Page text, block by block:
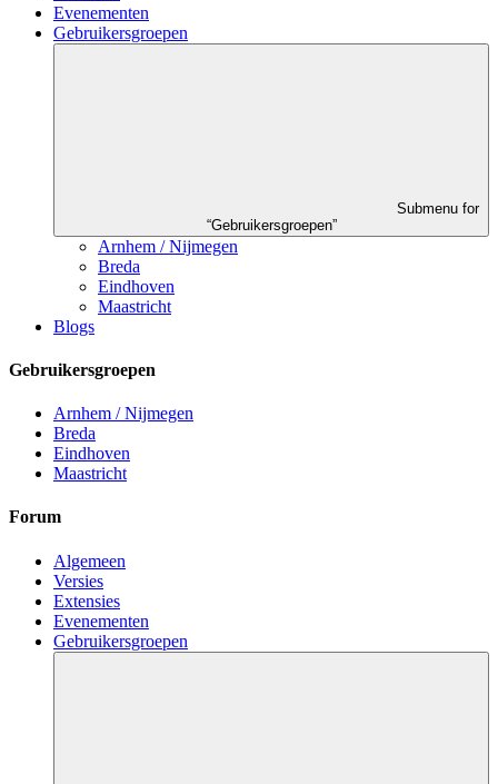
Evenementen
Gebruikersgroepen
Submenu for
“Gebruikersgroepen”
Arnhem / Nijmegen
Breda
Eindhoven
Maastricht
Blogs
Gebruikersgroepen
Arnhem / Nijmegen
Breda
Eindhoven
Maastricht
Forum
Algemeen
Versies
Extensies
Evenementen
Gebruikersgroepen